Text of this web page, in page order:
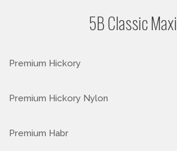
5B Classic Maxi
Premium Hickory
Premium Hickory Nylon
Premium Habr